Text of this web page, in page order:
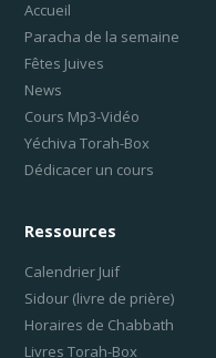
Accueil
Paracha de la semaine
Fêtes Juives
News
Cours Mp3-Vidéo
Yéchiva Torah-Box
Dédicacer un cours
Ressources
Calendrier Juif
Sidour (livre de prière)
Horaires de Chabbath
Livres Torah-Box